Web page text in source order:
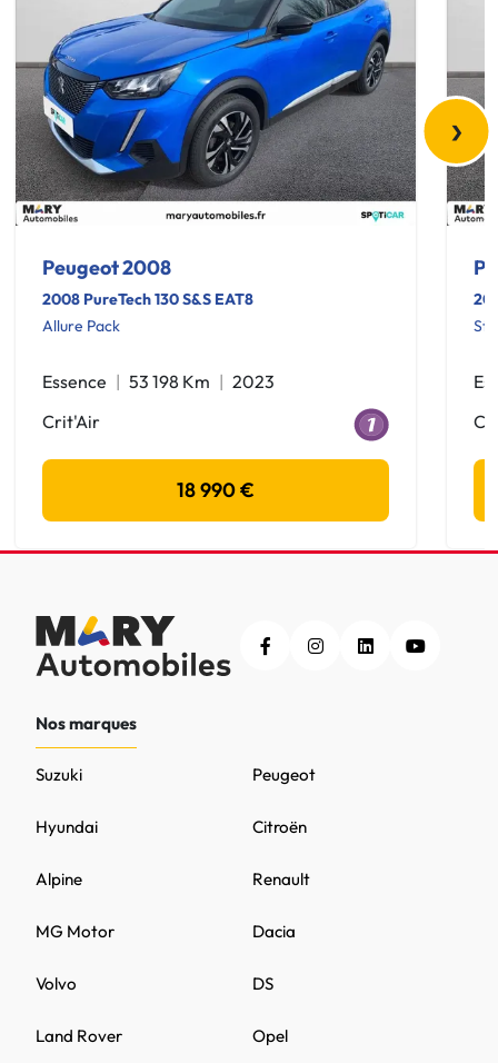
Peugeot 2008
2008 PureTech 130 S&S EAT8
Allure Pack
Essence 53 198 Km
2023
Crit'Air
18 990 €
›
Nos marques
Peugeot
DS
MG Motor
Citroën
Opel
Volvo
Renault
Hyundai
Land Rover
Dacia
Alpine
Suzuki